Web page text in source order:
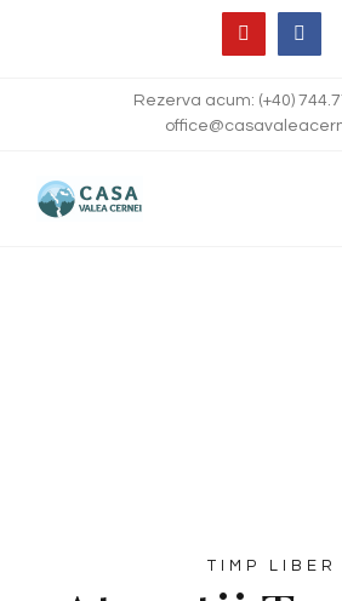
YouTube
Rezerva acum: (+40)
TIMP LIBER